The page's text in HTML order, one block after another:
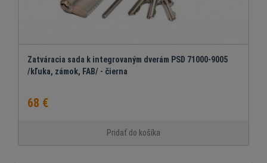
Zatváracia sada k integrovaným dverám PSD 71000-9005
/kľuka, zámok, FAB/ - čierna
68 €
Pridať do košíka